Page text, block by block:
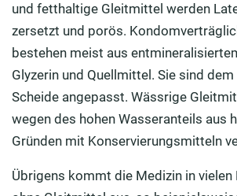
und fetthaltige Gleitmittel werden
zersetzt und porös.
bestehen meist aus
Glyzerin und Quellmittel. Sie sind
Scheide angepasst. Wässrige
wegen des hohen Wasseranteils aus
Gründen mit Konservierungsmitteln
Übrigens kommt die Medizin in vielen